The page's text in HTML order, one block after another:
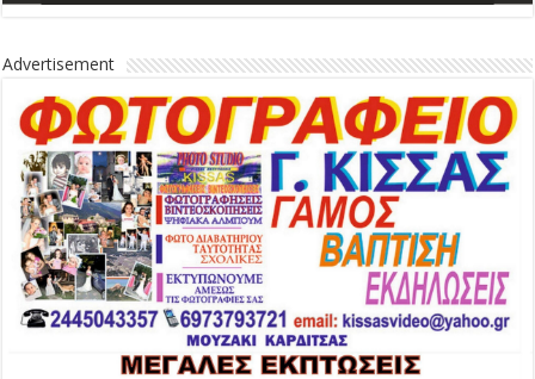
Advertisement